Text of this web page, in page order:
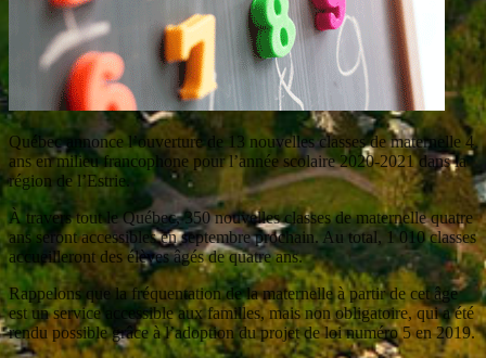
Québec annonce l’ouverture de 13 nouvelles classes de maternelle 4
ans en milieu francophone pour l’année scolaire 2020-2021 dans la
région de l’Estrie.
À travers tout le Québec, 350 nouvelles classes de maternelle quatre
ans seront accessibles en septembre prochain. Au total, 1 010 classes
accueilleront des élèves âgés de quatre ans.
Rappelons que la fréquentation de la maternelle à partir de cet âge
est un service accessible aux familles, mais non obligatoire, qui a été
rendu possible grâce à l’adoption du projet de loi numéro 5 en 2019.